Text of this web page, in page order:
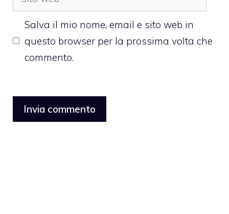
web
Salva il mio nome, email e sito web in
questo browser per la prossima volta che
commento.